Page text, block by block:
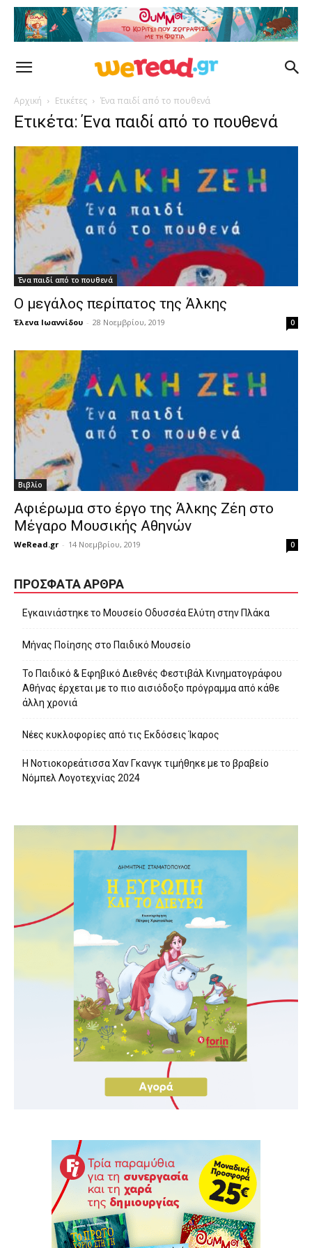
Αρχική Ετικέτες Ένα παιδί από το πουθενά
Ετικέτα: Ένα παιδί από το πουθενά
Ένα παιδί από το πουθενά
Ο μεγάλος περίπατος της Άλκης
Έλενα Ιωαννίδου - 28 Νοεμβρίου, 2019 0
Βιβλίο
Αφιέρωμα στο έργο της Άλκης Ζέη στο
Μέγαρο Μουσικής Αθηνών
WeRead.gr - 14 Νοεμβρίου, 2019 0
ΠΡΌΣΦΑΤΑ ΆΡΘΡΑ
Εγκαινιάστηκε το Μουσείο Οδυσσέα Ελύτη στην Πλάκα
Μήνας Ποίησης στο Παιδικό Μουσείο
Το Παιδικό & Εφηβικό Διεθνές Φεστιβάλ Κινηματογράφου
Αθήνας έρχεται με το πιο αισιόδοξο πρόγραμμα από κάθε
άλλη χρονιά
Νέες κυκλοφορίες από τις Εκδόσεις Ίκαρος
Η Νοτιοκορεάτισσα Χαν Γκανγκ τιμήθηκε με το βραβείο
Νόμπελ Λογοτεχνίας 2024